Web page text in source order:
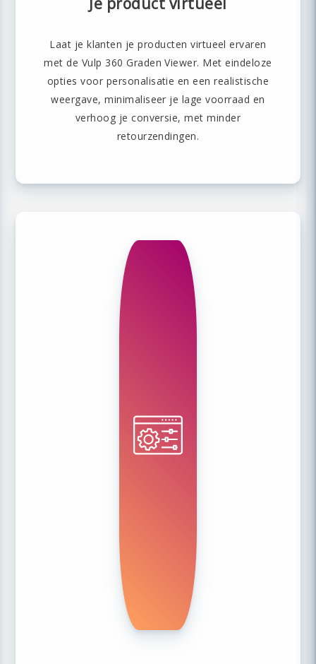
Laat je klanten je producten virtueel ervaren
met de Vulp 360 Graden Viewer. Met eindeloze
opties voor personalisatie en een realistische
weergave, minimaliseer je lage voorraad en
verhoog je conversie, met minder
retourzendingen.